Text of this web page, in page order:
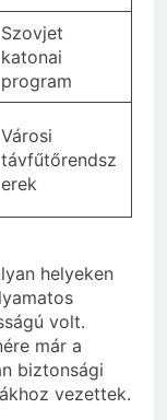
Szovjet
katonai
program
Városi
távfűtőrendsz
erek
helyeken
volt.
már a
biztonsági
vezettek.